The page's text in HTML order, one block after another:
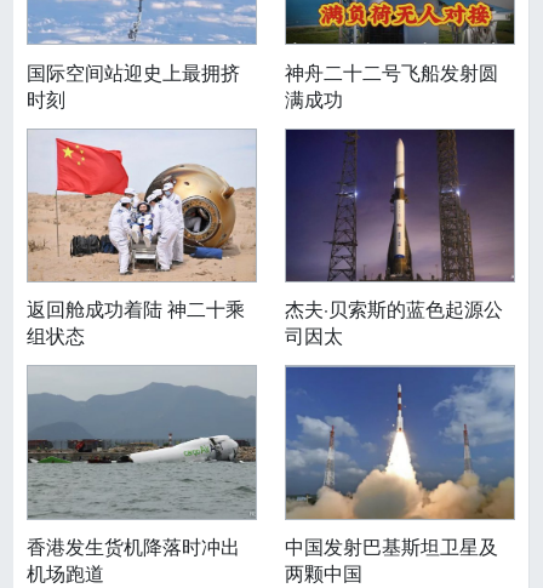
国际空间站迎史上最拥挤
时刻
神舟二十二号飞船发射圆
满成功
返回舱成功着陆 神二十乘
组状态
杰夫·贝索斯的蓝色起源公
司因太
香港发生货机降落时冲出
机场跑道
中国发射巴基斯坦卫星及
两颗中国